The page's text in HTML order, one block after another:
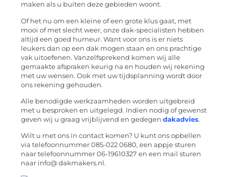
maken als u buiten deze gebieden woont.
Of het nu om een kleine of een grote klus gaat, met
mooi of met slecht weer, onze dak-specialisten hebben
altijd een goed humeur. Want voor ons is er niets
leukers dan op een dak mogen staan en ons prachtige
vak uitoefenen. Vanzelfsprekend komen wij alle
gemaakte afspraken keurig na en houden wij rekening
met uw wensen. Ook met uw tijdsplanning wordt door
ons rekening gehouden.
Alle benodigde werkzaamheden worden uitgebreid
met u besproken en uitgelegd. Indien nodig of gewenst
geven wij u graag vrijblijvend en gedegen dakadvies.
Wilt u met ons in contact komen? U kunt ons opbellen
via telefoonnummer 085-022 0680, een appje sturen
naar telefoonnummer 06-19610327 en een mail sturen
naar info@ dakmakers.nl.